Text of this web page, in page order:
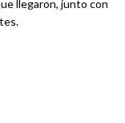
llegaron, junto con